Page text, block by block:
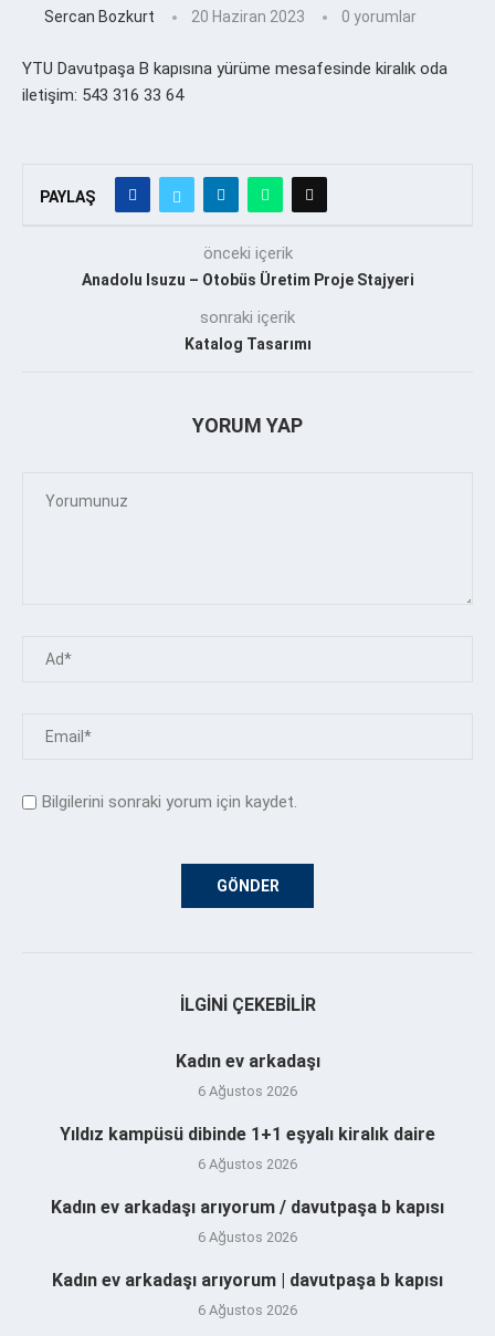
Sercan Bozkurt 20 Haziran 2023 0 yorumlar
YTU Davutpaşa B kapısına yürüme mesafesinde kiralık oda
iletişim: 543 316 33 64
PAYLAŞ
önceki içerik
Anadolu Isuzu – Otobüs Üretim Proje Stajyeri
sonraki içerik
Katalog Tasarımı
YORUM YAP
Bilgilerini sonraki yorum için kaydet.
İLGINI ÇEKEBILIR
Kadın ev arkadaşı
6 Ağustos 2026
Yıldız kampüsü dibinde 1+1 eşyalı kiralık daire
6 Ağustos 2026
Kadın ev arkadaşı arıyorum / davutpaşa b kapısı
6 Ağustos 2026
Kadın ev arkadaşı arıyorum | davutpaşa b kapısı
6 Ağustos 2026